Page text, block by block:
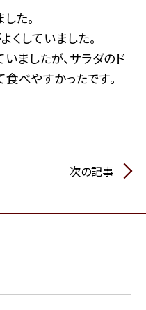
た。
くしていました。
ましたが、サラダのド
べやすかったです。
次の記事